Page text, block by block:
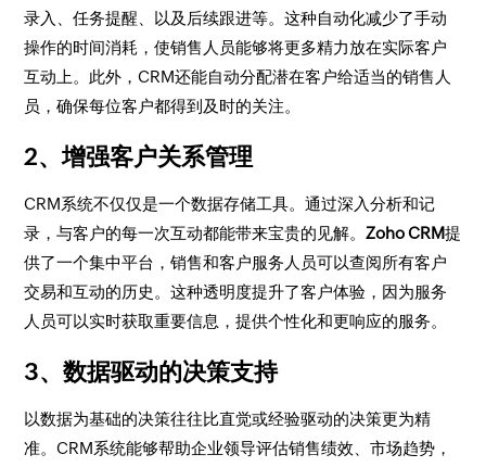
录入、任务提醒、以及后续跟进等。这种自动化减少了手动
操作的时间消耗，使销售人员能够将更多精力放在实际客户
互动上。此外，CRM还能自动分配潜在客户给适当的销售人
员，确保每位客户都得到及时的关注。
2、增强客户关系管理
CRM系统不仅仅是一个数据存储工具。通过深入分析和记
录，与客户的每一次互动都能带来宝贵的见解。Zoho CRM提
供了一个集中平台，销售和客户服务人员可以查阅所有客户
交易和互动的历史。这种透明度提升了客户体验，因为服务
人员可以实时获取重要信息，提供个性化和更响应的服务。
3、数据驱动的决策支持
以数据为基础的决策往往比直觉或经验驱动的决策更为精
准。CRM系统能够帮助企业领导评估销售绩效、市场趋势，